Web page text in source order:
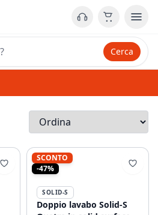
Cerca
SCONTO
-47%
SOLID-S
Doppio lavabo Solid-S